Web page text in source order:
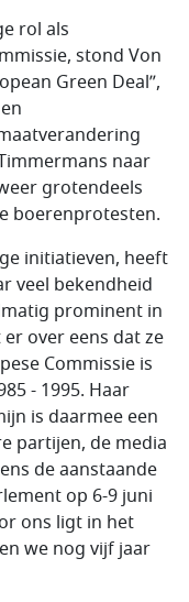
rol als
stond Von
Green Deal”,
naar
grotendeels
boerenprotesten.
initiatieven, heeft
veel bekendheid
prominent in
over eens dat ze
Commissie is
- 1995. Haar
is daarmee een
partijen, de media
de aanstaande
op 6-9 juni
ons ligt in het
we nog vijf jaar